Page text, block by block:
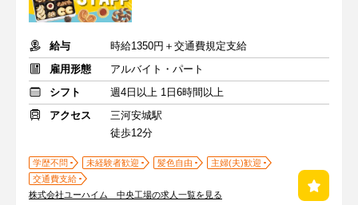
給与
時給1350円＋交通費規定支給
雇用形態
アルバイト・パート
シフト
週4日以上 1日6時間以上
アクセス
三河安城駅
徒歩12分
学歴不問 未経験者歓迎 髪色自由
主婦(夫)歓迎
交通費支給
株式会社ユーハイム 中央工場の求人一覧を見る